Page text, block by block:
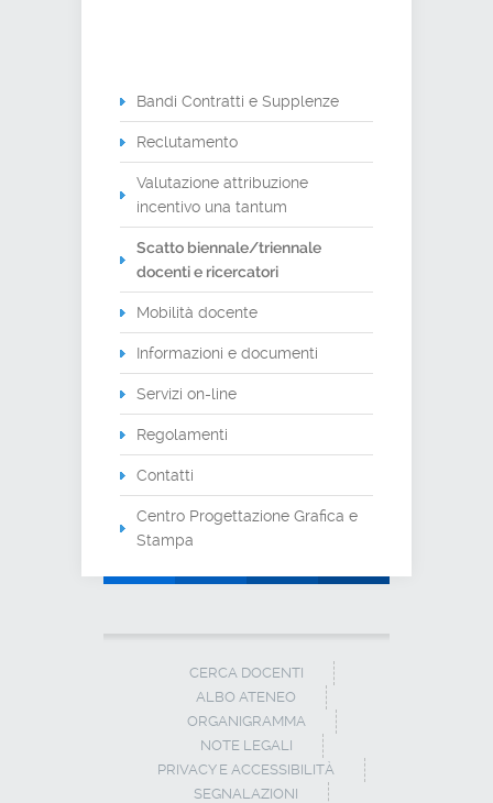
Bandi Contratti e Supplenze
Reclutamento
Valutazione attribuzione
incentivo una tantum
Scatto biennale/triennale
docenti e ricercatori
Mobilità docente
Informazioni e documenti
Servizi on-line
Regolamenti
Contatti
Centro Progettazione Grafica e
Stampa
CERCA DOCENTI
ALBO ATENEO
ORGANIGRAMMA
NOTE LEGALI
PRIVACY E ACCESSIBILITÀ
SEGNALAZIONI